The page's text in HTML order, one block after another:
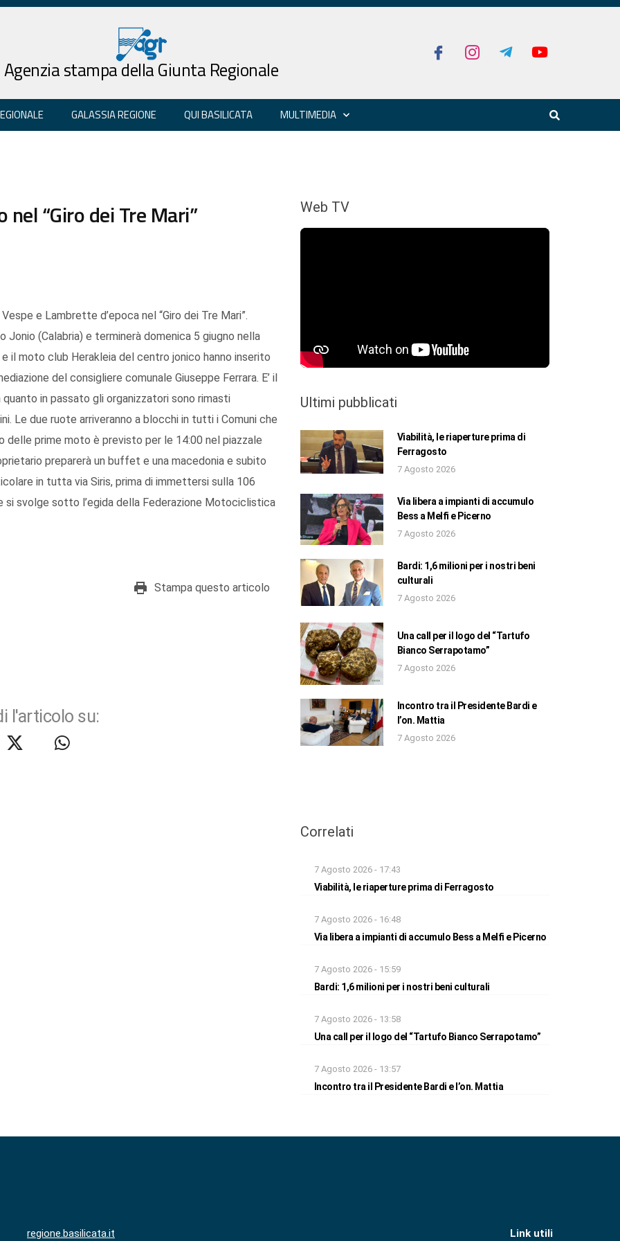
Agenzia stampa della Giunta Regionale
GALASSIA REGIONE QUI BASILICATA MULTIMEDIA
“Giro dei Tre Mari”
e Lambrette d’epoca nel “Giro dei Tre Mari”.
(Calabria) e terminerà domenica 5 giugno nella
il moto club Herakleia del centro jonico hanno inserito
del consigliere comunale Giuseppe Ferrara. E’ il
in passato gli organizzatori sono rimasti
Le due ruote arriveranno a blocchi in tutti i Comuni che
delle prime moto è previsto per le 14:00 nel piazzale
preparerà un buffet e una macedonia e subito
in tutta via Siris, prima di immettersi sulla 106
svolge sotto l’egida della Federazione Motociclistica
Stampa questo articolo
l'articolo su:
Web TV
Ultimi pubblicati
Viabilità, le riaperture prima di
Ferragosto
7 Agosto 2026
Via libera a impianti di accumulo
Bess a Melfi e Picerno
7 Agosto 2026
Bardi: 1,6 milioni per i nostri beni
culturali
7 Agosto 2026
Una call per il logo del “Tartufo
Bianco Serrapotamo”
7 Agosto 2026
Incontro tra il Presidente Bardi e
l’on. Mattia
7 Agosto 2026
Correlati
7 Agosto 2026 - 17:43
Viabilità, le riaperture prima di Ferragosto
7 Agosto 2026 - 16:48
Via libera a impianti di accumulo Bess a Melfi e Picerno
7 Agosto 2026 - 15:59
Bardi: 1,6 milioni per i nostri beni culturali
7 Agosto 2026 - 13:58
Una call per il logo del “Tartufo Bianco Serrapotamo”
7 Agosto 2026 - 13:57
Incontro tra il Presidente Bardi e l’on. Mattia
regione.basilicata.it Link utili